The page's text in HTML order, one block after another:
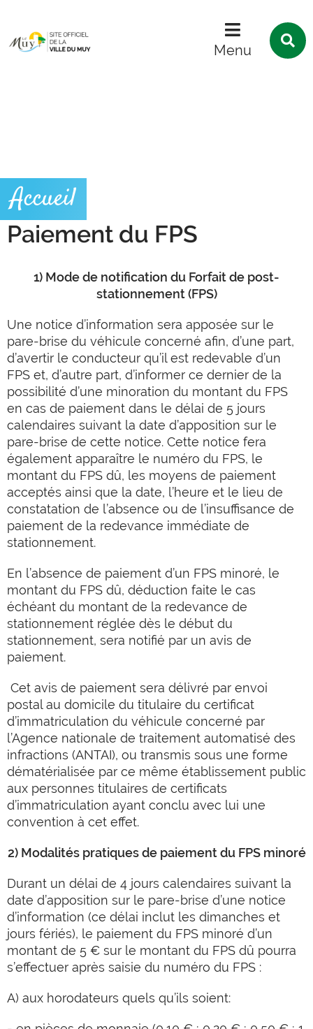
Menu
Accueil
Paiement du FPS
1) Mode de notification du Forfait de post-
stationnement (FPS)
Une notice d’information sera apposée sur le
pare-brise du véhicule concerné afin, d’une part,
d’avertir le conducteur qu’il est redevable d’un
FPS et, d’autre part, d’informer ce dernier de la
possibilité d’une minoration du montant du FPS
en cas de paiement dans le délai de 5 jours
calendaires suivant la date d’apposition sur le
pare-brise de cette notice. Cette notice fera
également apparaître le numéro du FPS, le
montant du FPS dû, les moyens de paiement
acceptés ainsi que la date, l’heure et le lieu de
constatation de l’absence ou de l’insuffisance de
paiement de la redevance immédiate de
stationnement.
En l’absence de paiement d’un FPS minoré, le
montant du FPS dû, déduction faite le cas
échéant du montant de la redevance de
stationnement réglée dès le début du
stationnement, sera notifié par un avis de
paiement.
Cet avis de paiement sera délivré par envoi
postal au domicile du titulaire du certificat
d’immatriculation du véhicule concerné par
l’Agence nationale de traitement automatisé des
infractions (ANTAI), ou transmis sous une forme
dématérialisée par ce même établissement public
aux personnes titulaires de certificats
d’immatriculation ayant conclu avec lui une
convention à cet effet.
2) Modalités pratiques de paiement du FPS minoré
Durant un délai de 4 jours calendaires suivant la
date d’apposition sur le pare-brise d’une notice
d’information (ce délai inclut les dimanches et
jours fériés), le paiement du FPS minoré d’un
montant de 5 € sur le montant du FPS dû pourra
s’effectuer après saisie du numéro du FPS :
A) aux horodateurs quels qu’ils soient: